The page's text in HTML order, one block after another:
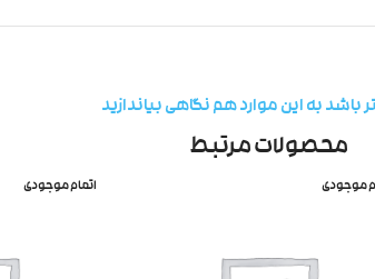
باشد به این موارد هم نگاهی بیاندازید
محصولات مرتبط
موجودی اتمام موجودی